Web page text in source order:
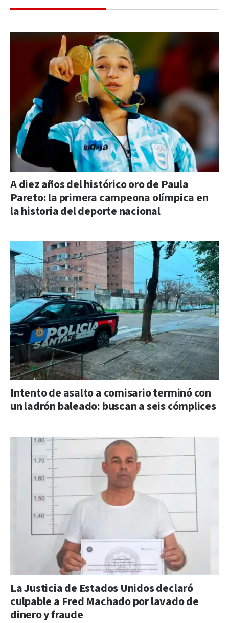
A diez años del histórico oro de Paula
Pareto: la primera campeona olímpica en
la historia del deporte nacional
Intento de asalto a comisario terminó con
un ladrón baleado: buscan a seis cómplices
La Justicia de Estados Unidos declaró
culpable a Fred Machado por lavado de
dinero y fraude